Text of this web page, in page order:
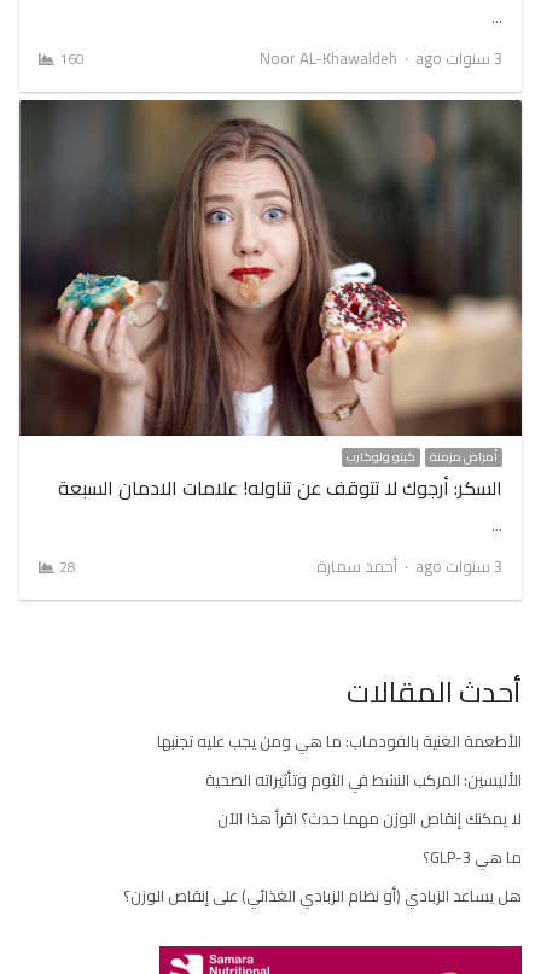
…
3 سنوات ago
Author
Noor AL-Khawaldeh
160
أمراض مزمنة كيتو ولوكارب
السكر: أرجوك لا تتوقف عن تناوله! علامات الادمان السبعة
…
3 سنوات ago
Author
أحمد سمارة 28
أحدث المقالات
الأطعمة الغنية بالفودماب: ما هي ومن يجب عليه تجنبها
الأليسين: المركب النشط في الثوم وتأثيراته الصحية
لا يمكنك إنقاص الوزن مهما حدث؟ اقرأ هذا الآن
ما هي GLP-3؟
هل يساعد الزبادي (أو نظام الزبادي الغذائي) على إنقاص الوزن؟